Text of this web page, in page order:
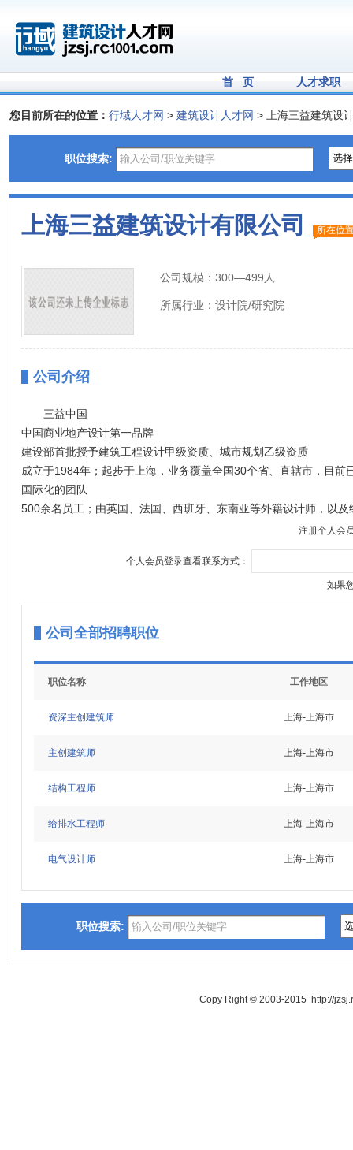
首 页 人才求职
您目前所在的位置： 行域人才网 > 建筑设计人才网 > 上海三益建筑设
职位搜索:
上海三益建筑设计有限公司 所在位
公司规模： 300—499人
所属行业： 设计院/研究院
公司介绍
三益中国
中国商业地产设计第一品牌
建设部首批授予建筑工程设计甲级资质、城市规划乙级资质
成立于1984年；起步于上海，业务覆盖全国30个省、直辖市，目
国际化的团队
500余名员工；由英国、法国、西班牙、东南亚等外籍设计师，以
富有竞争力的薪酬体系
扁平化的技术和管理双线管理架构提供员工快速的成长空间
华润置地、绿地集团、城开集团、万达集团、招商地产、中海集
注册个人会
个人会员登录查看联系方式：
如果
公司全部招聘职位
职位名称 工作地区
资深主创建筑师 上海-上海市
主创建筑师 上海-上海市
结构工程师 上海-上海市
给排水工程师 上海-上海市
电气设计师 上海-上海市
职位搜索:
Copy Right © 2003-2015 http://